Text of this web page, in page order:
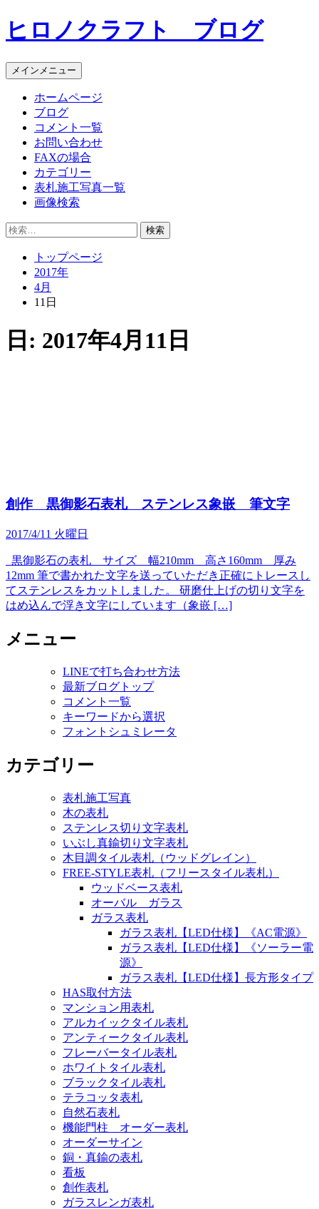
コ
ン
ン
ツ
ヒロノクラフト ブログ
メインメニュー
ホームページ
ブログ
コメント一覧
お問い合わせ
FAXの場合
カテゴリー
表札施工写真一覧
画像検索
検
トップページ
2017年
4月
11日
日: 2017年4月11日
創作 黒御影石表札 ステンレス象嵌 筆文字
2017/4/11 火曜日
黒御影石の表札 サイズ 幅210mm 高さ160mm 厚み
12mm 筆で書かれた文字を送っていただき正確にトレースし
てステンレスをカットしました。 研磨仕上げの切り文字を
はめ込んで浮き文字にしています（象嵌 […]
メニュー
LINEで打ち合わせ方法
最新ブログトップ
コメント一覧
キーワードから選択
フォントシュミレータ
カテゴリー
表札施工写真
木の表札
ステンレス切り文字表札
いぶし真鍮切り文字表札
木目調タイル表札（ウッドグレイン）
FREE-STYLE表札（フリースタイル表札）
ウッドベース表札
オーバル ガラス
ガラス表札
ガラス表札【LED仕様】《AC電源》
ガラス表札【LED仕様】《ソーラー電
源》
ガラス表札【LED仕様】長方形タイプ
HAS取付方法
マンション用表札
アルカイックタイル表札
アンティークタイル表札
フレーバータイル表札
ホワイトタイル表札
ブラックタイル表札
テラコッタ表札
自然石表札
機能門柱 オーダー表札
オーダーサイン
銅・真鍮の表札
看板
創作表札
ガラスレンガ表札